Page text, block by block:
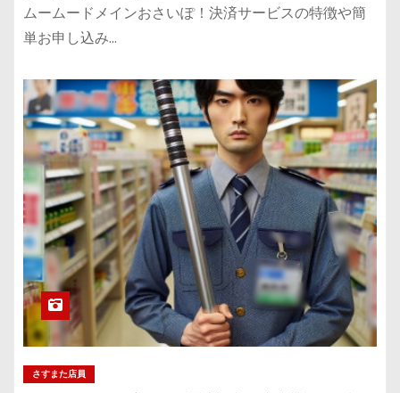
ムームードメインおさいぽ！決済サービスの特徴や簡
単お申し込み…
さすまた店員